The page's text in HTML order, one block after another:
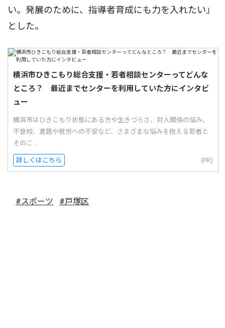
い。発展のために、指導者育成にも力を入れたい」
とした。
横浜市ひきこもり総合支援・若者相談センターってどんな
ところ？ 最近までセンターを利用していた方にインタビ
ュー
横浜市はひきこもり状態にある方や生きづらさ、対人関係の悩み、
不登校、進路や就労への不安など、さまざまな悩みを抱える若者と
そのご...
詳しくはこちら (PR)
#スポーツ #戸塚区